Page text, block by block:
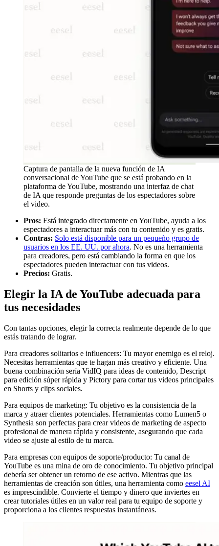
Captura de pantalla de la nueva función de IA
conversacional de YouTube que se está probando en la
plataforma de YouTube, mostrando una interfaz de chat
de IA que responde preguntas de los espectadores sobre
el video.
Pros: Está integrado directamente en YouTube, ayuda a los
espectadores a interactuar más con tu contenido y es gratis.
Contras: Solo está disponible para un pequeño grupo de
usuarios en los EE. UU. por ahora. No es una herramienta
para creadores, pero está cambiando la forma en que los
espectadores pueden interactuar con tus videos.
Precios: Gratis.
Elegir la IA de YouTube adecuada para
tus necesidades
Con tantas opciones, elegir la correcta realmente depende de lo que
estás tratando de lograr.
Para creadores solitarios e influencers: Tu mayor enemigo es el reloj.
Necesitas herramientas que te hagan más creativo y eficiente. Una
buena combinación sería VidIQ para ideas de contenido, Descript
para edición súper rápida y Pictory para cortar tus videos principales
en Shorts y clips sociales.
Para equipos de marketing: Tu objetivo es la consistencia de la
marca y atraer clientes potenciales. Herramientas como Lumen5 o
Synthesia son perfectas para crear videos de marketing de aspecto
profesional de manera rápida y consistente, asegurando que cada
video se ajuste al estilo de tu marca.
Para empresas con equipos de soporte/producto: Tu canal de
YouTube es una mina de oro de conocimiento. Tu objetivo principal
debería ser obtener un retorno de ese activo. Mientras que las
herramientas de creación son útiles, una herramienta como eesel AI
es imprescindible. Convierte el tiempo y dinero que inviertes en
crear tutoriales útiles en un valor real para tu equipo de soporte y
proporciona a los clientes respuestas instantáneas.